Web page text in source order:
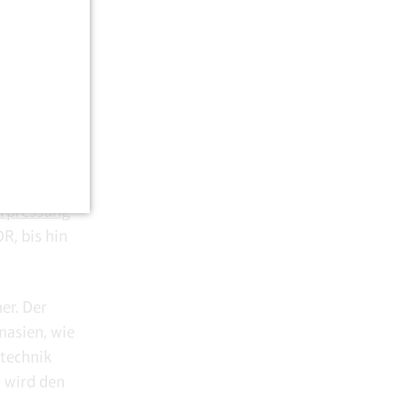
Eltern
bis hin
Der
wie
den